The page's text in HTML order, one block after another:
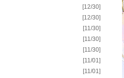
[12/30]
[12/30]
[11/30]
[11/30]
[11/30]
[11/01]
[11/01]